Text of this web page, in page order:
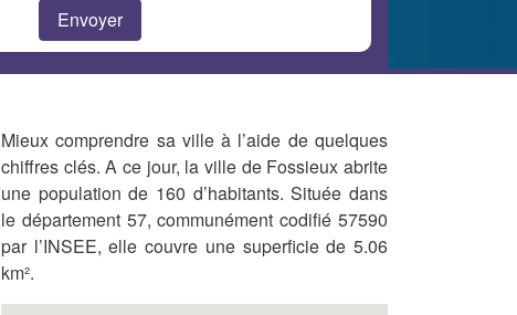
Mieux comprendre sa ville à l’aide de quelques
chiffres clés. A ce jour, la ville de Fossieux abrite
une population de 160 d’habitants. Située dans
le département 57, communément codifié 57590
par l’INSEE, elle couvre une superficie de 5.06
km².